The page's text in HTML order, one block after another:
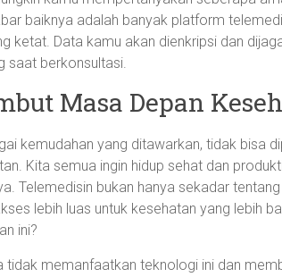
baiknya adalah banyak platform
ketat. Data kamu akan dienkripsi dan
saat berkonsultasi.
Masa Depan
kemudahan yang ditawarkan, tidak bisa
Kita semua ingin hidup sehat dan
Telemedisin bukan hanya sekadar
lebih luas untuk kesehatan yang lebih
ini?
tidak memanfaatkan teknologi ini dan